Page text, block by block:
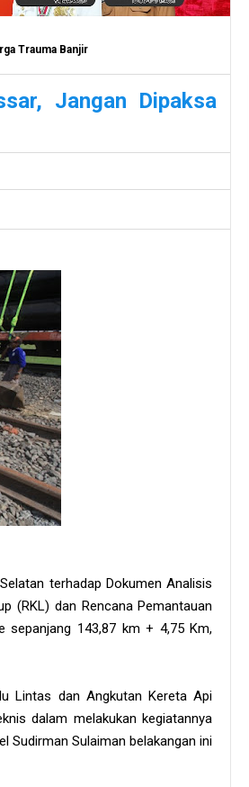
Trauma Banjir
Jangan Dipaksa
terhadap Dokumen Analisis
(RKL) dan Rencana Pemantauan
sepanjang 143,87 km + 4,75 Km,
Lintas dan Angkutan Kereta Api
dalam melakukan kegiatannya
Sudirman Sulaiman belakangan ini